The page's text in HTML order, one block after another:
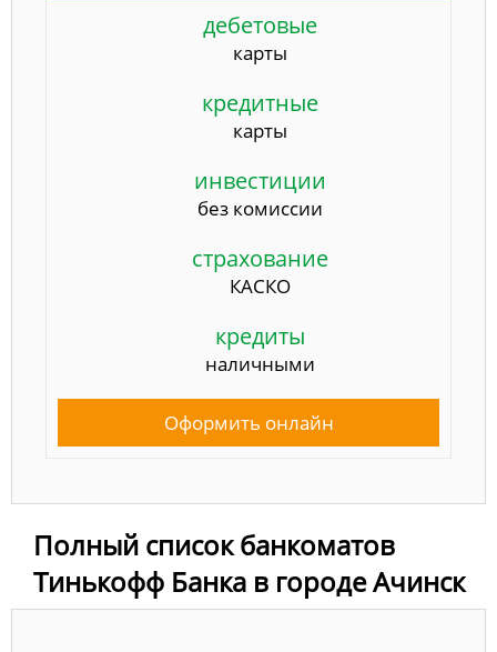
дебетовые
карты
кредитные
карты
инвестиции
без комиссии
страхование
КАСКО
кредиты
наличными
Оформить онлайн
Полный список банкоматов
Тинькофф Банка в городе Ачинск